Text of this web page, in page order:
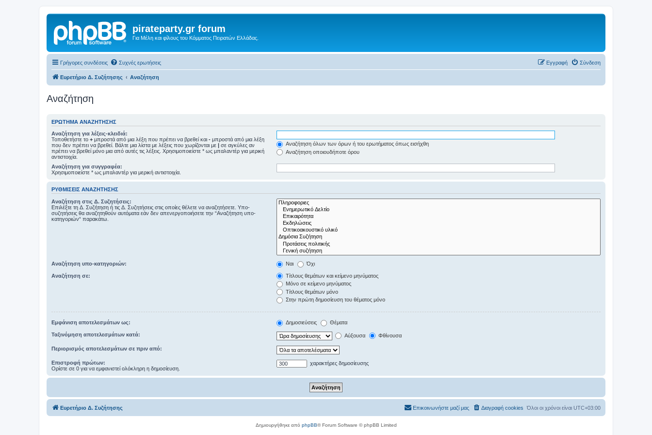
pirateparty.gr forum
Για Μέλη και φίλους του Κόμματος Πειρατών Ελλάδας.
Γρήγορες συνδέσεις Συχνές ερωτήσεις Σύνδεση
Εγγραφή
Ευρετήριο Δ. Συζήτησης Αναζήτηση
Αναζήτηση
ΕΡΏΤΗΜΑ ΑΝΑΖΉΤΗΣΗΣ
Αναζήτηση για λέξεις-κλειδιά:
Τοποθετήστε το + μπροστά από μια λέξη που πρέπει να βρεθεί και - μπροστά από μια λέξη
που δεν πρέπει να βρεθεί. Βάλτε μια λίστα με λέξεις που χωρίζονται με | σε αγκύλες αν
πρέπει να βρεθεί μόνο μια από αυτές τις λέξεις. Χρησιμοποιείστε * ως μπαλαντέρ για μερική
αντιστοιχία.
Αναζήτηση όλων των όρων ή του ερωτήματος όπως εισήχθη
Αναζήτηση οποιουδήποτε όρου
Αναζήτηση για συγγραφέα:
Χρησιμοποιείστε * ως μπαλαντέρ για μερική αντιστοιχία.
ΡΥΘΜΊΣΕΙΣ ΑΝΑΖΉΤΗΣΗΣ
Αναζήτηση στις Δ. Συζητήσεις:
Επιλέξτε τη Δ. Συζήτηση ή τις Δ. Συζητήσεις στις οποίες θέλετε να αναζητήσετε. Υπο-
συζητήσεις θα αναζητηθούν αυτόματα εάν δεν απενεργοποιήσετε την “Αναζήτηση υπο-
κατηγοριών“ παρακάτω.
Αναζήτηση υπο-κατηγοριών: Ναι Όχι
Αναζήτηση σε:
Τίτλους θεμάτων και κείμενο μηνύματος
Μόνο σε κείμενο μηνύματος
Τίτλους θεμάτων μόνο
Στην πρώτη δημοσίευση του θέματος μόνο
Εμφάνιση αποτελεσμάτων ως: Δημοσιεύσεις Θέματα
Ταξινόμηση αποτελεσμάτων κατά: Αύξουσα Φθίνουσα
Περιορισμός αποτελεσμάτων σε πριν από:
Επιστροφή πρώτων:
Ορίστε σε 0 για να εμφανιστεί ολόκληρη η δημοσίευση.
χαρακτήρες δημοσίευσης
Ευρετήριο Δ. Συζήτησης Όλοι οι χρόνοι είναι UTC+03:00
Διαγραφή cookies
Επικοινωνήστε μαζί μας
Δημιουργήθηκε από phpBB® Forum Software © phpBB Limited